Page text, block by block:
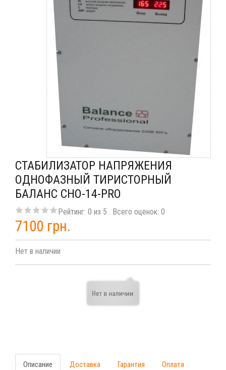
СТАБИЛИЗАТОР НАПРЯЖЕНИЯ
ОДНОФАЗНЫЙ ТИРИСТОРНЫЙ
БАЛАНС СНО-14-PRO
Рейтинг: 0 из 5 . Всего оценок: 0
7100 грн.
Нет в наличии
Описание Доставка Гарантия Оплата